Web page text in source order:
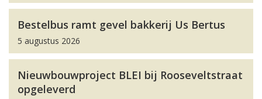
Bestelbus ramt gevel bakkerij Us Bertus
5 augustus 2026
Nieuwbouwproject BLEI bij Rooseveltstraat
opgeleverd